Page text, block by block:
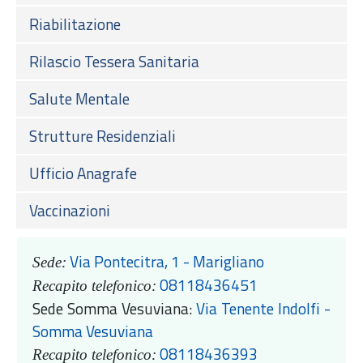
Riabilitazione
Rilascio Tessera Sanitaria
Salute Mentale
Strutture Residenziali
Ufficio Anagrafe
Vaccinazioni
Sede: Via Pontecitra, 1 - Marigliano
Recapito telefonico: 08118436451
Sede Somma Vesuviana:Via Tenente Indolfi -
Somma Vesuviana
Recapito telefonico: 08118436393